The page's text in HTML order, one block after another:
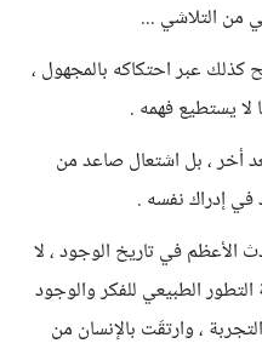
من التلاشي ...
كذلك عبر احتكاكه بالمجهول ،
لا يستطيع فهمه .
أخر ، بل اشتعال صاعد من
في إدراك نفسه .
الأعظم في تاريخ الوجود ، لا
التطور الطبيعي للفكر والوجود
، وارتقَت بالإنسان من